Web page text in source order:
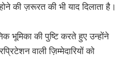
की ज़रूरत की भी याद दिलाता है।
भूमिका की पुष्टि करते हुए उन्होंने
वाली ज़िम्मेदारियों को